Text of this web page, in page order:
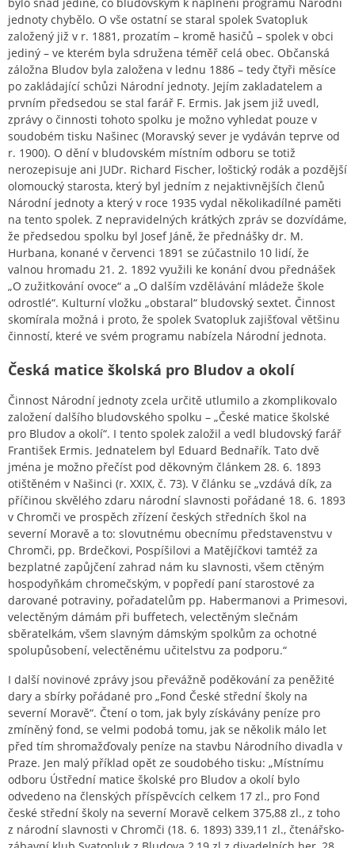
jednoty chybělo. O vše ostatní se staral spolek Svatopluk
založený již v r. 1881, prozatím – kromě hasičů – spolek v obci
jediný – ve kterém byla sdružena téměř celá obec. Občanská
záložna Bludov byla založena v lednu 1886 – tedy čtyři měsíce
po zakládající schůzi Národní jednoty. Jejím zakladatelem a
prvním předsedou se stal farář F. Ermis. Jak jsem již uvedl,
zprávy o činnosti tohoto spolku je možno vyhledat pouze v
soudobém tisku Našinec (Moravský sever je vydáván teprve od
r. 1900). O dění v bludovském místním odboru se totiž
nerozepisuje ani JUDr. Richard Fischer, loštický rodák a pozdější
olomoucký starosta, který byl jedním z nejaktivnějších členů
Národní jednoty a který v roce 1935 vydal několikadílné paměti
na tento spolek. Z nepravidelných krátkých zpráv se dozvídáme,
že předsedou spolku byl Josef Jáně, že přednášky dr. M.
Hurbana, konané v červenci 1891 se zúčastnilo 10 lidí, že
valnou hromadu 21. 2. 1892 využili ke konání dvou přednášek
„O zužitkování ovoce“ a „O dalším vzdělávání mládeže škole
odrostlé“. Kulturní vložku „obstaral“ bludovský sextet. Činnost
skomírala možná i proto, že spolek Svatopluk zajišťoval většinu
činností, které ve svém programu nabízela Národní jednota.
Česká matice školská pro Bludov a okolí
Činnost Národní jednoty zcela určitě utlumilo a zkomplikovalo
založení dalšího bludovského spolku – „České matice školské
pro Bludov a okolí“. I tento spolek založil a vedl bludovský farář
František Ermis. Jednatelem byl Eduard Bednařík. Tato dvě
jména je možno přečíst pod děkovným článkem 28. 6. 1893
otištěném v Našinci (r. XXIX, č. 73). V článku se „vzdává dík, za
příčinou skvělého zdaru národní slavnosti pořádané 18. 6. 1893
v Chromči ve prospěch zřízení českých středních škol na
severní Moravě a to: slovutnému obecnímu představenstvu v
Chromči, pp. Brdečkovi, Pospíšilovi a Matějíčkovi tamtéž za
bezplatné zapůjčení zahrad nám ku slavnosti, všem ctěným
hospodyňkám chromečským, v popředí paní starostové za
darované potraviny, pořadatelům pp. Habermanovi a Primesovi,
velectěným dámám při buffetech, velectěným slečnám
sběratelkám, všem slavným dámským spolkům za ochotné
spolupůsobení, velectěnému učitelstvu za podporu.“
I další novinové zprávy jsou převážně poděkování za peněžité
dary a sbírky pořádané pro „Fond České střední školy na
severní Moravě“. Čtení o tom, jak byly získávány peníze pro
zmíněný fond, se velmi podobá tomu, jak se několik málo let
před tím shromažďovaly peníze na stavbu Národního divadla v
Praze. Jen malý příklad opět ze soudobého tisku: „Místnímu
odboru Ústřední matice školské pro Bludov a okolí bylo
odvedeno na členských příspěvcích celkem 17 zl., pro Fond
české střední školy na severní Moravě celkem 375,88 zl., z toho
z národní slavnosti v Chromči (18. 6. 1893) 339,11 zl., čtenářsko-